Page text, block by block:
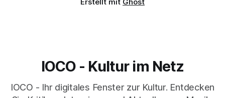
IOCO - Kultur im Netz
IOCO - Ihr digitales Fenster zur Kultur. Entdecken